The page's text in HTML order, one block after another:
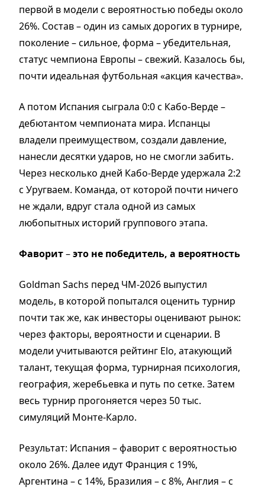
первой в модели с вероятностью победы около
26%. Состав – один из самых дорогих в турнире,
поколение – сильное, форма – убедительная,
статус чемпиона Европы – свежий. Казалось бы,
почти идеальная футбольная «акция качества».
А потом Испания сыграла 0:0 с Кабо-Верде –
дебютантом чемпионата мира. Испанцы
владели преимуществом, создали давление,
нанесли десятки ударов, но не смогли забить.
Через несколько дней Кабо-Верде удержала 2:2
с Уругваем. Команда, от которой почти ничего
не ждали, вдруг стала одной из самых
любопытных историй группового этапа.
Фаворит–это не победитель, а вероятность
Goldman Sachs перед ЧМ-2026 выпустил
модель, в которой попытался оценить турнир
почти так же, как инвесторы оценивают рынок:
через факторы, вероятности и сценарии. В
модели учитываются рейтинг Elo, атакующий
талант, текущая форма, турнирная психология,
география, жеребьевка и путь по сетке. Затем
весь турнир прогоняется через 50 тыс.
симуляций Монте-Карло.
Результат: Испания – фаворит с вероятностью
около 26%. Далее идут Франция с 19%,
Аргентина – с 14%, Бразилия – с 8%, Англия – с